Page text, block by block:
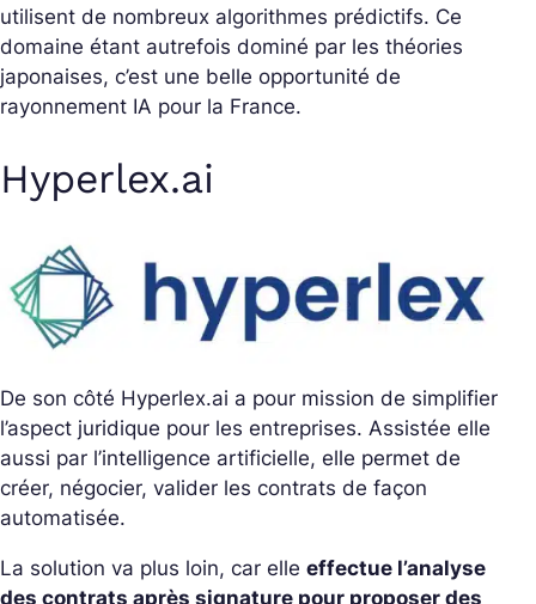
utilisent de nombreux algorithmes prédictifs. Ce
domaine étant autrefois dominé par les théories
japonaises, c’est une belle opportunité de
rayonnement IA pour la France.
Hyperlex.ai
De son côté Hyperlex.ai a pour mission de simplifier
l’aspect juridique pour les entreprises. Assistée elle
aussi par l’intelligence artificielle, elle permet de
créer, négocier, valider les contrats de façon
automatisée.
La solution va plus loin, car elle effectue l’analyse
des contrats après signature pour proposer des